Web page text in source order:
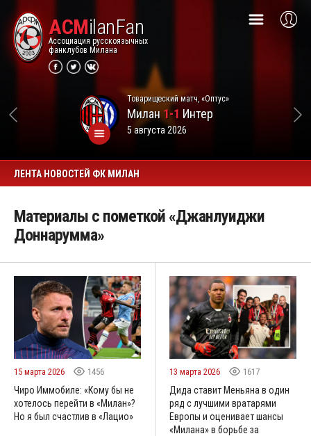
ACMilanFan
Ассоциация русскоязычных
фанклубов Милана
Товарищеский матч, «Оптус»
Милан1-1 Интер
5 августа 2026
ЛЕНТА НОВОСТЕЙ ФК МИЛАН
Материалы с пометкой «Джанлуиджи
Доннарумма»
15 марта 2026 1456
Чиро Иммобиле: «Кому бы не
хотелось перейти в «Милан»?
Но я был счастлив в «Лацио»
13 марта 2026 1617
Дида ставит Меньяна в один
ряд с лучшими вратарями
Европы и оценивает шансы
«Милана» в борьбе за